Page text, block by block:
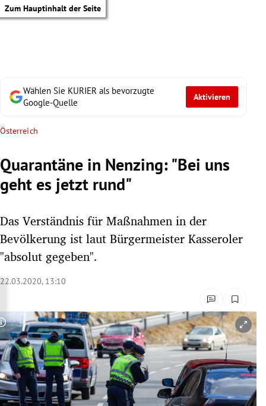
Zum Hauptinhalt der Seite
Untermenü
Untermenü
Untermenü
Untermenü
Untermenü
Wählen Sie KURIER als bevorzugte
Google-Quelle
Aktivieren
Österreich
Quarantäne in Nenzing: "Bei uns
geht es jetzt rund"
Das Verständnis für Maßnahmen in der
Bevölkerung ist laut Bürgermeister Kasseroler
"absolut gegeben".
22.03.2020, 13:10
Copyright-Hinweis öffnen/schließen